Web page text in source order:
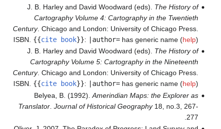
J. B. Harley and David Woodward (eds).The History of
Cartography Volume 4: Cartography in the Twentieth
Century. Chicago and London: University of Chicago Press.
ISBN. {{ cite book}}:|author=has generic name (
J. B. Harley and David Woodward (eds).The History of
Cartography Volume 5: Cartography in the Nineteenth
Century. Chicago and London: University of Chicago Press.
ISBN. {{ cite book}}:|author=has generic name (
Belyea, B. (1992).Amerindian Maps: the Explorer as
Translator.Journal of Historical Geography18, no.3, 267-